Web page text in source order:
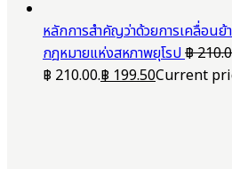
หลักการสำคัญว่าด้วยการเคลื่อนย้
กฎหมายแห่งสหภาพยุโรป฿
฿ 210.00.฿199.50Current